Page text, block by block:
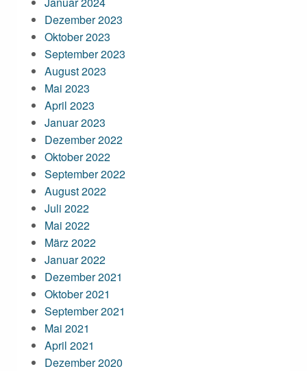
Dezember 2023
Oktober 2023
September 2023
August 2023
Mai 2023
April 2023
Januar 2023
Dezember 2022
Oktober 2022
September 2022
August 2022
Juli 2022
Mai 2022
März 2022
Januar 2022
Dezember 2021
Oktober 2021
September 2021
Mai 2021
April 2021
Dezember 2020